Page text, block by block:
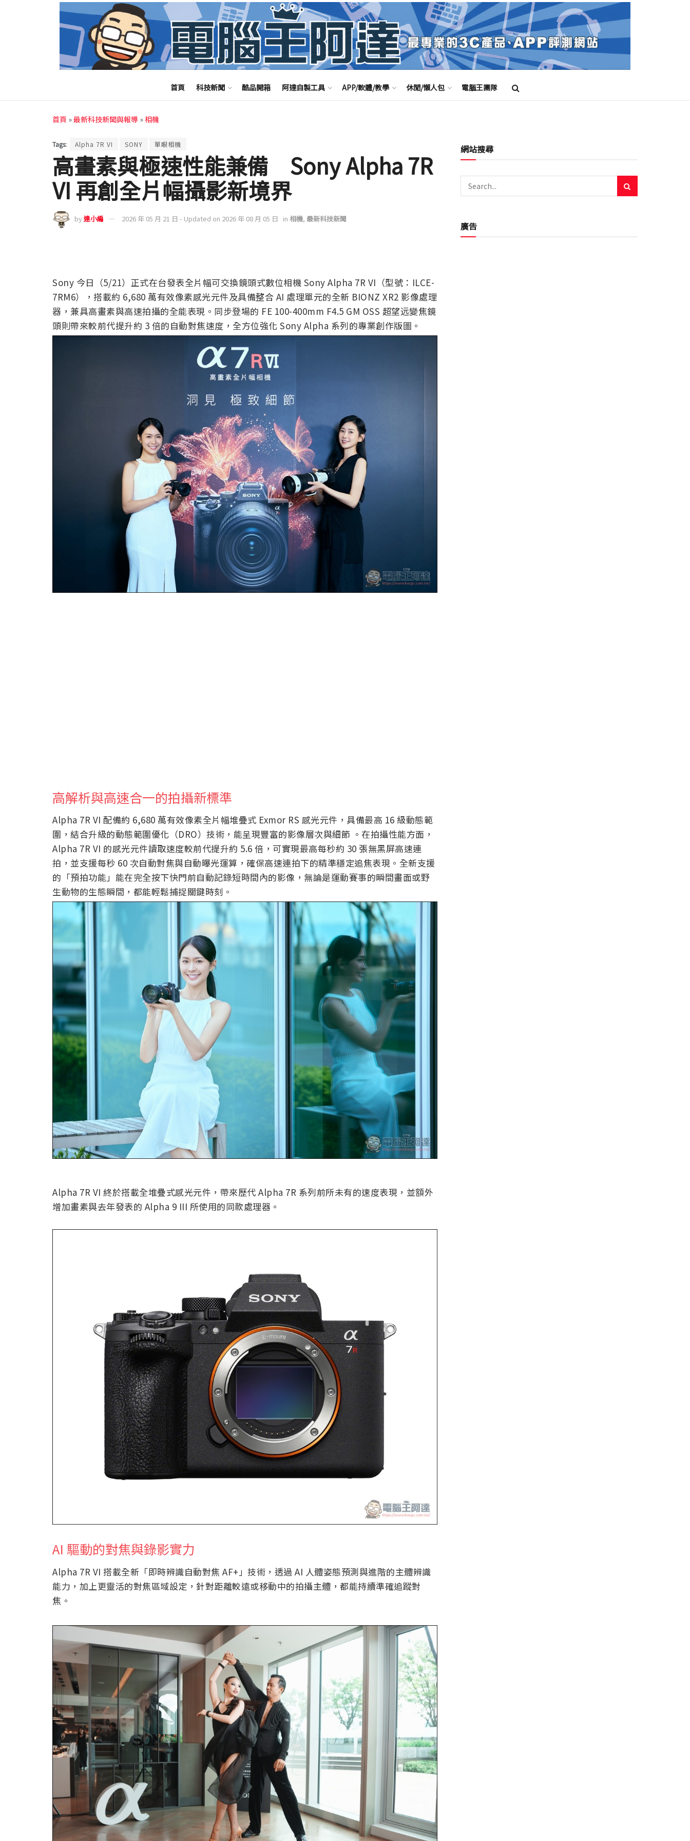
首頁 科技新聞 酷品開箱 阿達自製工具 APP/軟體/教學 休閒/懶人包 電腦王團隊
首頁 »最新科技新聞與報導 »相機
Tags: Alpha 7R VI SONY 單眼相機
高畫素與極速性能兼備 Sony Alpha 7R
VI 再創全片幅攝影新境界
by達小編 2026 年 05 月 21 日 - Updated on 2026 年 08 月 05 日 in 相機, 最新科技新聞
Sony 今日（5/21）正式在台發表全片幅可交換鏡頭式數位相機 Sony Alpha 7R VI（型號：ILCE-
7RM6），搭載約 6,680 萬有效像素感光元件及具備整合 AI 處理單元的全新 BIONZ XR2 影像處理
器，兼具高畫素與高速拍攝的全能表現。同步登場的 FE 100-400mm F4.5 GM OSS 超望远變焦鏡
頭則帶來較前代提升約 3 倍的自動對焦速度，全方位強化 Sony Alpha 系列的專業創作版圖。
高解析與高速合一的拍攝新標準
Alpha 7R VI 配備約 6,680 萬有效像素全片幅堆疊式 Exmor RS 感光元件，具備最高 16 級動態範
圍，結合升級的動態範圍優化（DRO）技術，能呈現豐富的影像層次與細節 。在拍攝性能方面，
Alpha 7R VI 的感光元件讀取速度較前代提升約 5.6 倍，可實現最高每秒約 30 張無黑屏高速連
拍，並支援每秒 60 次自動對焦與自動曝光運算，確保高速連拍下的精準穩定追焦表現。全新支援
的「預拍功能」能在完全按下快門前自動記錄短時間內的影像，無論是運動賽事的瞬間畫面或野
生動物的生態瞬間，都能輕鬆捕捉關鍵時刻。
Alpha 7R VI 終於搭載全堆疊式感光元件，帶來歷代 Alpha 7R 系列前所未有的速度表現，並額外
增加畫素與去年發表的 Alpha 9 III 所使用的同款處理器。
AI 驅動的對焦與錄影實力
Alpha 7R VI 搭載全新「即時辨識自動對焦 AF+」技術，透過 AI 人體姿態預測與進階的主體辨識
能力，加上更靈活的對焦區域設定，針對距離較遠或移動中的拍攝主體，都能持續準確追蹤對
焦。
網站搜尋
廣告